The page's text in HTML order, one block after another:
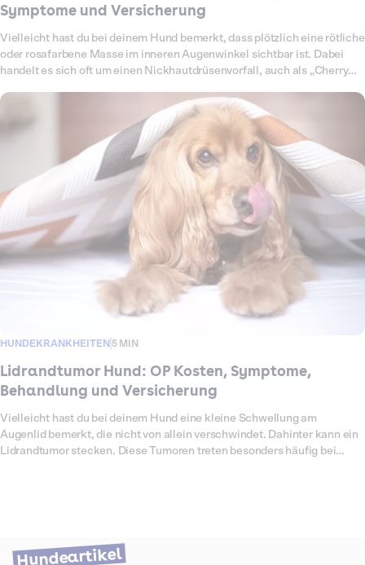
Symptome und Versicherung
Vielleicht hast du bei deinem Hund bemerkt, dass plötzlich eine rötliche
oder rosafarbene Masse im inneren Augenwinkel sichtbar ist. Dabei
handelt es sich oft um einen Nickhautdrüsenvorfall, auch als „Cherry
schützt und befeuchtet. Fällt die Nickhautdrüse vor, ist sie entzündet
oder geschwollen, ist eine tierärztliche Behandlung notwendig. Eine
Operation ist meist die einzige dauerhafte Lösung, da die Drüse nicht
einfach wieder reingedrückt werden kann, ohne dass sie erneut
hervortritt. Welche Ursachen es gibt, wie eine Operation abläuft, mit
welchen Kosten du rechnen musst und welche Leistungen Dalma im
Ernstfall übernimmt, erfährst du hier.
HUNDEKRANKHEITEN 5 MIN
Lidrandtumor Hund: OP Kosten, Symptome,
Behandlung und Versicherung
Vielleicht hast du bei deinem Hund eine kleine Schwellung am
Augenlid bemerkt, die nicht von allein verschwindet. Dahinter kann ein
Lidrandtumor stecken. Diese Tumoren treten besonders häufig bei
keine Schäden am Auge entstehen, sollte der Eingriff immer von einer
Hundeartikel